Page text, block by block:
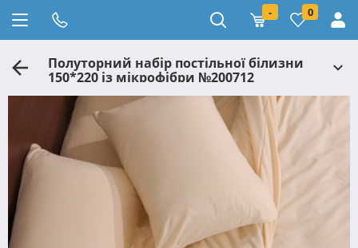
- 0
Полуторний набір постільної білизни
150*220 із мікрофібри №200712
Черешенка™